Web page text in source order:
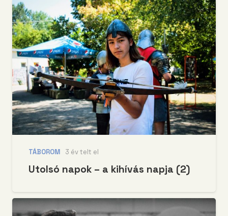
TÁBOROM 3 év telt el
Utolsó napok – a kihívás napja (2)